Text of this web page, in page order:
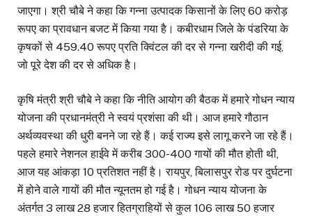
जाएगा। श्री चौबे ने कहा कि गन्ना उत्पादक किसानों के लिए 60 करोड़
रूपए का प्रावधान बजट में किया गया है। कबीरधाम जिले के पंडरिया के
कृषकों से 459.40 रूपए प्रति क्विंटल की दर से गन्ना खरीदी की गई,
जो पूरे देश की दर से अधिक है।
कृषि मंत्री श्री चौबे ने कहा कि नीति आयोग की बैठक में हमारे गोधन न्याय
योजना की प्रधानमंत्री ने स्वयं प्रशंसा की थी। आज हमारे गौठान
अर्थव्यवस्था की धुरी बनने जा रहे हैं। कई राज्य इसे लागू करने जा रहे हैं।
पहले हमारे नेशनल हाईवे में करीब 300-400 गायों की मौत होती थी,
आज यह आंकड़ा 10 प्रतिशत नहीं है। रायपुर, बिलासपुर रोड पर दुर्घटना
में होने वाले गायों की मौत न्यूनतम हो गई है। गोधन न्याय योजना के
अंतर्गत 3 लाख 28 हजार हितग्राहियों से कुल 106 लाख 50 हजार